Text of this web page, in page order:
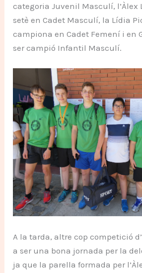
categoria Juvenil Masculí, l’Àlex
setè en Cadet Masculí, la Lídia
campiona en Cadet Femení i en
ser campió Infantil Masculí.
A la tarda, altre cop competició
a ser una bona jornada per la
ja que la parella formada per